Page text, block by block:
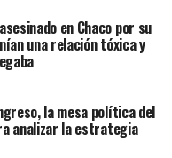
en Chaco por su
una relación tóxica y
la mesa política del
analizar la estrategia